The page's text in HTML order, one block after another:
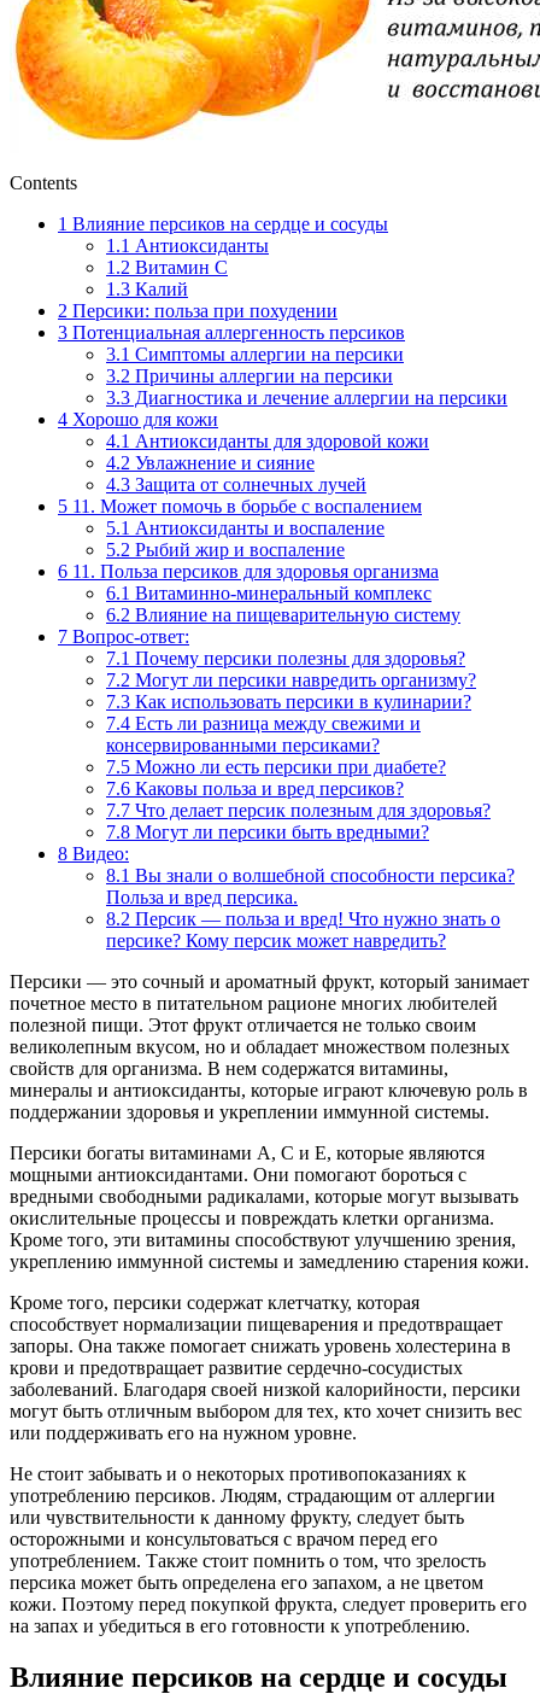
Contents
1 Влияние персиков на сердце и сосуды
1.1 Антиоксиданты
1.2 Витамин С
1.3 Калий
2 Персики: польза при похудении
3 Потенциальная аллергенность персиков
3.1 Симптомы аллергии на персики
3.2 Причины аллергии на персики
3.3 Диагностика и лечение аллергии на персики
4 Хорошо для кожи
4.1 Антиоксиданты для здоровой кожи
4.2 Увлажнение и сияние
4.3 Защита от солнечных лучей
5 11. Может помочь в борьбе с воспалением
5.1 Антиоксиданты и воспаление
5.2 Рыбий жир и воспаление
6 11. Польза персиков для здоровья организма
6.1 Витаминно-минеральный комплекс
6.2 Влияние на пищеварительную систему
7 Вопрос-ответ:
7.1 Почему персики полезны для здоровья?
7.2 Могут ли персики навредить организму?
7.3 Как использовать персики в кулинарии?
7.4 Есть ли разница между свежими и
консервированными персиками?
7.5 Можно ли есть персики при диабете?
7.6 Каковы польза и вред персиков?
7.7 Что делает персик полезным для здоровья?
7.8 Могут ли персики быть вредными?
8 Видео:
8.1 Вы знали о волшебной способности персика?
Польза и вред персика.
8.2 Персик — польза и вред! Что нужно знать о
персике? Кому персик может навредить?
Персики — это сочный и ароматный фрукт, который занимает
почетное место в питательном рационе многих любителей
полезной пищи. Этот фрукт отличается не только своим
великолепным вкусом, но и обладает множеством полезных
свойств для организма. В нем содержатся витамины,
минералы и антиоксиданты, которые играют ключевую роль в
поддержании здоровья и укреплении иммунной системы.
Персики богаты витаминами А, С и Е, которые являются
мощными антиоксидантами. Они помогают бороться с
вредными свободными радикалами, которые могут вызывать
окислительные процессы и повреждать клетки организма.
Кроме того, эти витамины способствуют улучшению зрения,
укреплению иммунной системы и замедлению старения кожи.
Кроме того, персики содержат клетчатку, которая
способствует нормализации пищеварения и предотвращает
запоры. Она также помогает снижать уровень холестерина в
крови и предотвращает развитие сердечно-сосудистых
заболеваний. Благодаря своей низкой калорийности, персики
могут быть отличным выбором для тех, кто хочет снизить вес
или поддерживать его на нужном уровне.
Не стоит забывать и о некоторых противопоказаниях к
употреблению персиков. Людям, страдающим от аллергии
или чувствительности к данному фрукту, следует быть
осторожными и консультоваться с врачом перед его
употреблением. Также стоит помнить о том, что зрелость
персика может быть определена его запахом, а не цветом
кожи. Поэтому перед покупкой фрукта, следует проверить его
на запах и убедиться в его готовности к употреблению.
Влияние персиков на сердце и сосуды